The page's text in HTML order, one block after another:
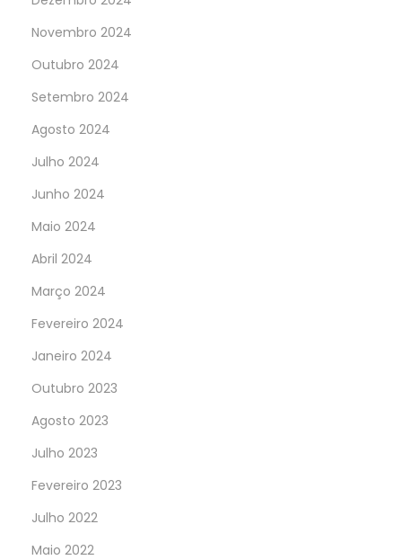
Novembro 2024
Outubro 2024
Setembro 2024
Agosto 2024
Julho 2024
Junho 2024
Maio 2024
Abril 2024
Março 2024
Fevereiro 2024
Janeiro 2024
Outubro 2023
Agosto 2023
Julho 2023
Fevereiro 2023
Julho 2022
Maio 2022